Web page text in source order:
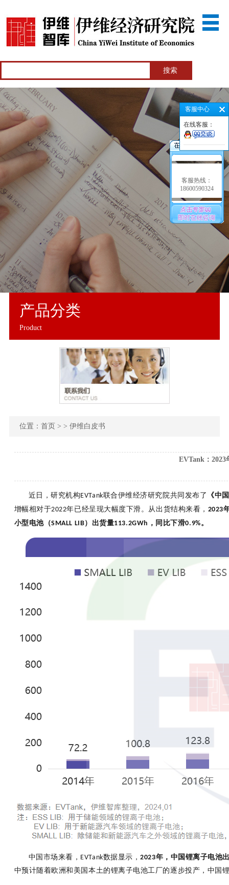
产品分类
Product
位置： 首页> > 伊维白皮书
EVTank：2023
近日，研究机构EVTank联合伊维经济研究院共同发布了
《中
增幅相对于2022年已经呈现大幅度下滑。 从出货结构来看， 2023
小型电池（SMALL LIB）出货量113.2GWh ，同比下滑0.9%。
中国市场来看， EVTank数据显示，2023年，中国锂离子电池
中预计随着欧洲和美国本土的锂离子电池工厂的逐步投产，中国
客服热线：
18600590324
客服中心
在线客服：